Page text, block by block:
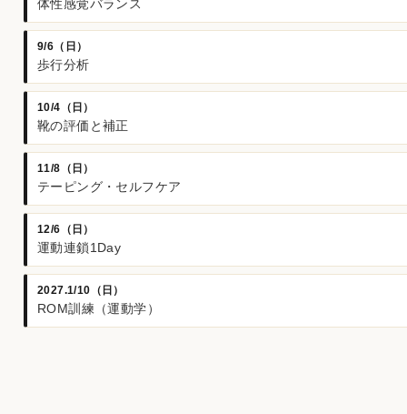
体性感覚バランス
9/6（日）
歩行分析
10/4（日）
靴の評価と補正
11/8（日）
テーピング・セルフケア
12/6（日）
運動連鎖1Day
2027.1/10（日）
ROM訓練（運動学）